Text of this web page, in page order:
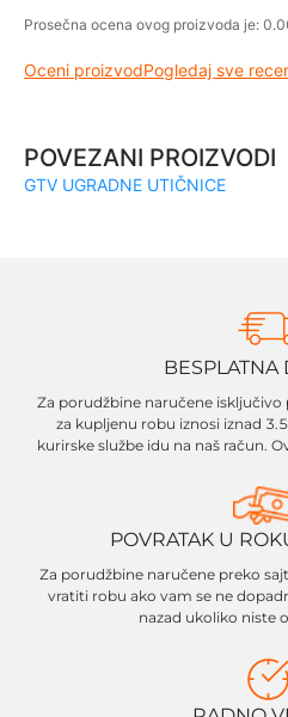
Prosečna ocena ovog proizvoda je:
Oceni proizvodPogledaj sve
POVEZANI PROIZVODI
GTV UGRADNE UTIČNICE
BESPLATNA
Za porudžbine naručene isključivo
za kupljenu robu iznosi iznad
kurirske službe idu na naš račun.
POVRATAK U
Za porudžbine naručene preko
vratiti robu ako vam se ne
nazad ukoliko niste